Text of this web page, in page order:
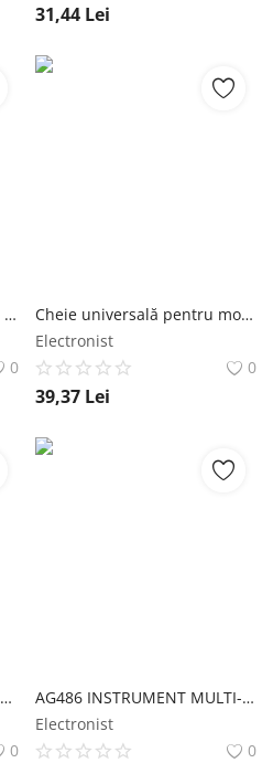
31,44 Lei
Mini freza verticala Unealta rotativa Deko Tools DEKO Tools
0
Cheie universală pentru montarea robinetelor și chiuvetelor 2in1
Electronist
0
39,37 Lei
Șablon pentru Gaurie in Unghi - pentru imbinari doar cu holzsurub
0
AG486 INSTRUMENT MULTI-FUNCTIONAL
Electronist
0